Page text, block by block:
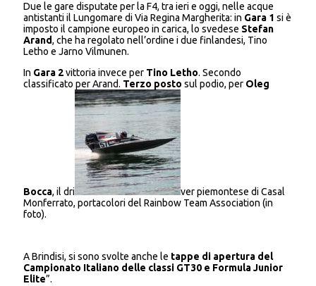
Due le gare disputate per la F4, tra ieri e oggi, nelle acque
antistanti il Lungomare di Via Regina Margherita: in Gara 1 si è
imposto il campione europeo in carica, lo svedese Stefan
Arand, che ha regolato nell’ordine i due finlandesi, Tino
Letho e Jarno Vilmunen.
In Gara 2vittoria invece per Tino Letho. Secondo
classificato per Arand. Terzo posto sul podio, per Oleg
Bocca, il dri
ver piemontese di Casal
Monferrato, portacolori del Rainbow Team Association (in
foto).
A Brindisi, si sono svolte anche le tappe di apertura del
Campionato Italiano delle classi GT30 e FormulaJunior
Elite”.